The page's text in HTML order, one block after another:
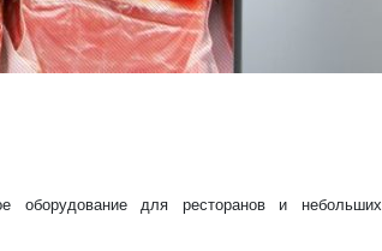
оборудование для ресторанов и небольших